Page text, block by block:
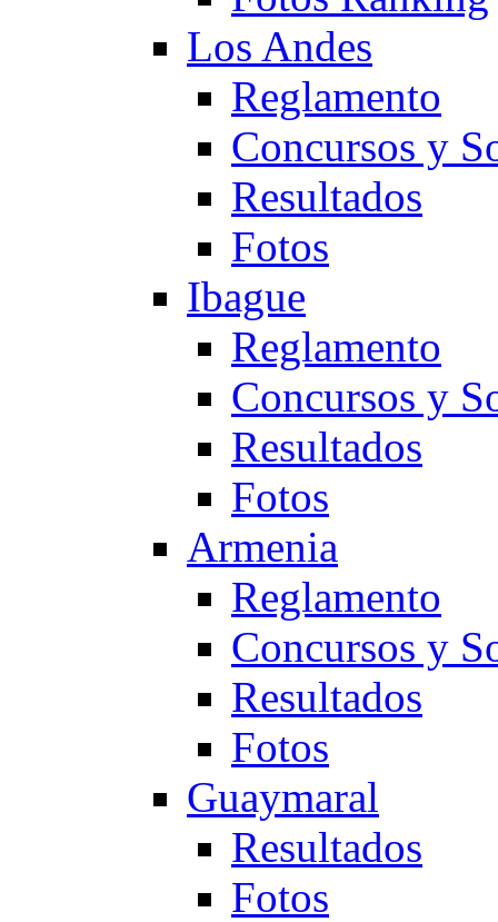
Los Andes
Reglamento
Concursos y
Resultados
Fotos
Ibague
Reglamento
Concursos y
Resultados
Fotos
Armenia
Reglamento
Concursos y
Resultados
Fotos
Guaymaral
Resultados
Fotos